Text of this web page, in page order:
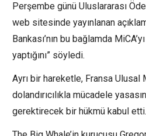
Perşembe günü Uluslararası
web sitesinde yayınlanan
Bankası’nın bu bağlamda
yaptığını” söyledi.
Ayrı bir hareketle, Fransa Ulusal
dolandırıcılıkla mücadele
gerektirecek bir hükmü kabul etti.